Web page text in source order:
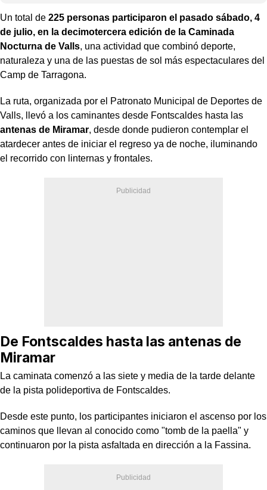
Un total de 225 personas participaron el pasado sábado, 4
de julio, en la decimotercera edición de la Caminada
Nocturna de Valls, una actividad que combinó deporte,
naturaleza y una de las puestas de sol más espectaculares del
Camp de Tarragona.
La ruta, organizada por el Patronato Municipal de Deportes de
Valls, llevó a los caminantes desde Fontscaldes hasta las
antenas de Miramar, desde donde pudieron contemplar el
atardecer antes de iniciar el regreso ya de noche, iluminando
el recorrido con linternas y frontales.
De Fontscaldes hasta las antenas de
Miramar
La caminata comenzó a las siete y media de la tarde delante
de la pista polideportiva de Fontscaldes.
Desde este punto, los participantes iniciaron el ascenso por los
caminos que llevan al conocido como "tomb de la paella" y
continuaron por la pista asfaltada en dirección a la Fassina.